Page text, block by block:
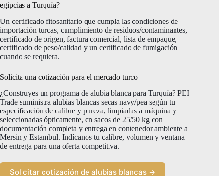
egipcias a Turquía?
Un certificado fitosanitario que cumpla las condiciones de
importación turcas, cumplimiento de residuos/contaminantes,
certificado de origen, factura comercial, lista de empaque,
certificado de peso/calidad y un certificado de fumigación
cuando se requiera.
Solicita una cotización para el mercado turco
¿Construyes un programa de alubia blanca para Turquía? PEI
Trade suministra alubias blancas secas navy/pea según tu
especificación de calibre y pureza, limpiadas a máquina y
seleccionadas ópticamente, en sacos de 25/50 kg con
documentación completa y entrega en contenedor ambiente a
Mersin y Estambul. Indícanos tu calibre, volumen y ventana
de entrega para una oferta competitiva.
Solicitar cotización de alubias blancas →